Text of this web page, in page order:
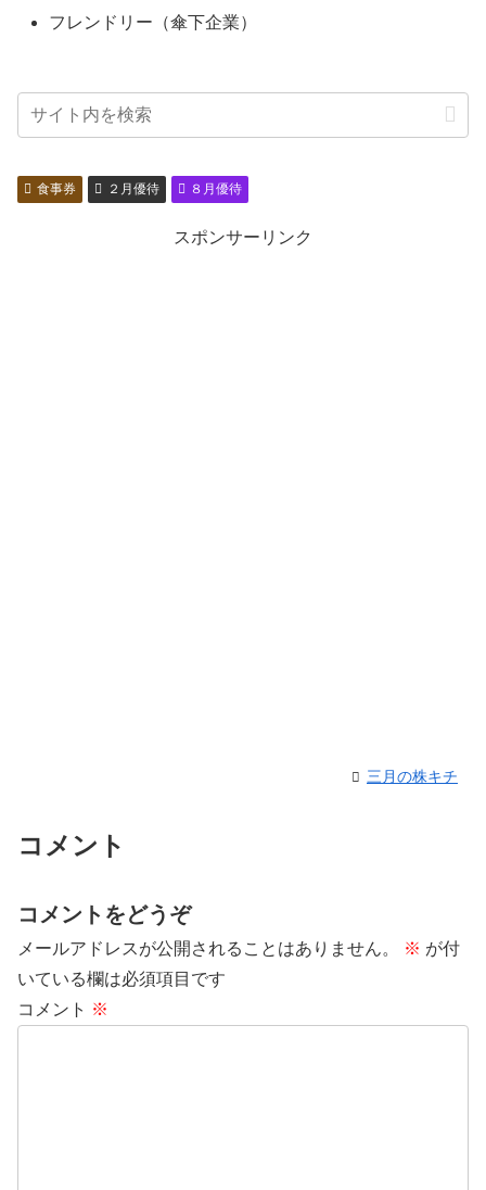
フレンドリー（傘下企業）
食事券 ２月優待 ８月優待
スポンサーリンク
三月の株キチ
コメント
コメントをどうぞ
メールアドレスが公開されることはありません。 ※ が付
いている欄は必須項目です
コメント ※